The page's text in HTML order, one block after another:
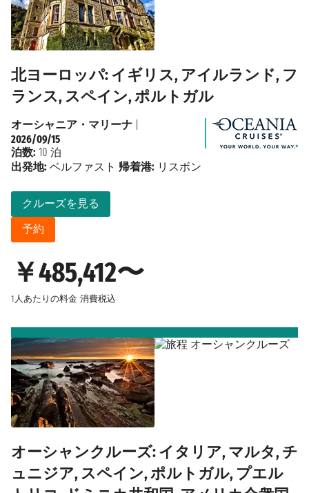
北ヨーロッパ: イギリス, アイルランド, フ
ランス, スペイン, ポルトガル
￥485,412〜
1人あたりの料金 消費税込
クルーズを見る
予約
オーシャニア・マリーナ
2026/09/15
泊数: 10 泊
出発地: ベルファスト 帰着港: リスボン
オーシャンクルーズ: イタリア, マルタ, チ
ュニジア, スペイン, ポルトガル, プエル